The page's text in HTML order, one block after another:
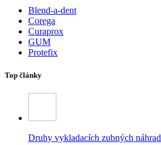
Blend-a-dent
Corega
Curaprox
GUM
Protefix
Top články
Druhy vykladacích zubných náhrad